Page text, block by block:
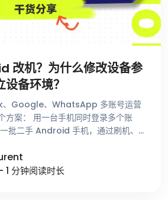
改机？为什么修改设备参
备环境？
、Google、WhatsApp 多账号运营
方案： 用一台手机同时登录多个账
批二手 Android 手机，通过刷机、
分钟阅读时长